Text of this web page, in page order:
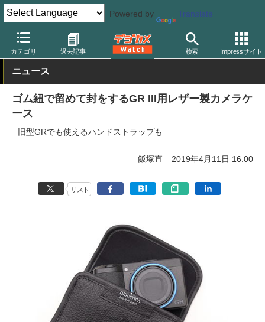
Powered by Translate
カテゴリ 過去記事 検索 Impressサイト
デジカメ Watch 撮影用品
ニュース
ゴム紐で留めて封をするGR III用レザー製カメラケ
ース
旧型GRでも使えるハンドストラップも
飯塚直 2019年4月11日 16:00
リスト